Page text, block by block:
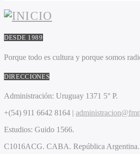
DESDE 1989
Porque todo es cultura y porque somos
DIRECCIONES
Administración: Uruguay 1371 5° P.
+(54) 911 6642 8164 |
Estudios: Guido 1566.
C1016ACG. CABA. República Argentina.